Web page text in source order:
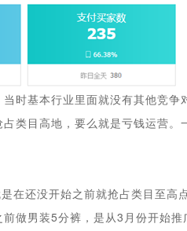
时基本行业里面就没有其他竞
类目高地，要么就是亏钱运营
在还没开始之前就抢占类目至高
做男装5分裤，是从3月份开始推